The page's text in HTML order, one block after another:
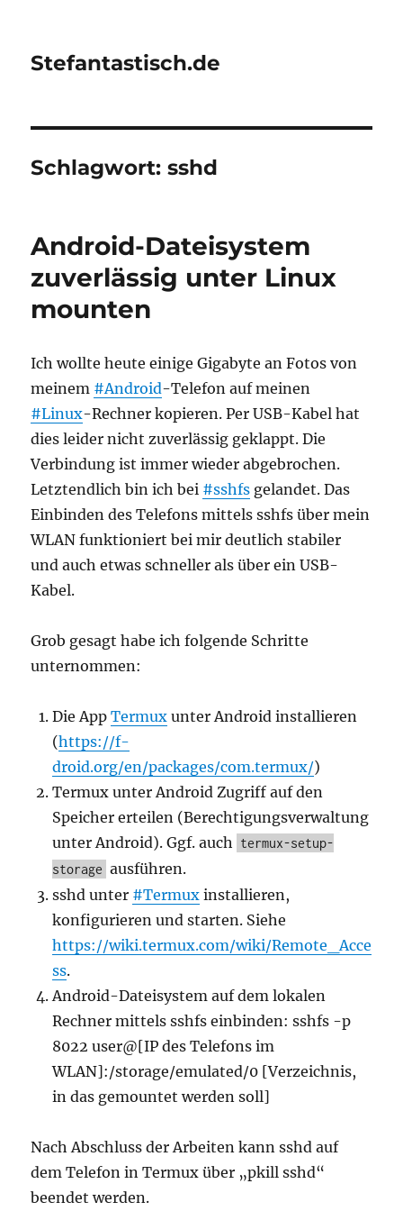
Stefantastisch.de
Schlagwort:sshd
Android-Dateisystem
zuverlässig unter Linux
mounten
Ich wollte heute einige Gigabyte an Fotos von
meinem #Android-Telefon auf meinen
#Linux-Rechner kopieren. Per USB-Kabel hat
dies leider nicht zuverlässig geklappt. Die
Verbindung ist immer wieder abgebrochen.
Letztendlich bin ich bei #sshfs gelandet. Das
Einbinden des Telefons mittels sshfs über mein
WLAN funktioniert bei mir deutlich stabiler
und auch etwas schneller als über ein USB-
Kabel.
Grob gesagt habe ich folgende Schritte
unternommen:
Die AppTermux unter Android installieren
(https://f-
droid.org/en/packages/com.termux/)
Termux unter Android Zugriff auf den
Speicher erteilen (Berechtigungsverwaltung
unter Android). Ggf. auch termux-setup-
storage ausführen.
sshd unter #Termux installieren,
konfigurieren und starten. Siehe
https://wiki.termux.com/wiki/Remote_Acce
ss.
Android-Dateisystem auf dem lokalen
Rechner mittels sshfs einbinden: sshfs -p
8022 user@[IP des Telefons im
WLAN]:/storage/emulated/0 [Verzeichnis,
in das gemountet werden soll]
Nach Abschluss der Arbeiten kann sshd auf
dem Telefon in Termux über „pkill sshd“
beendet werden.